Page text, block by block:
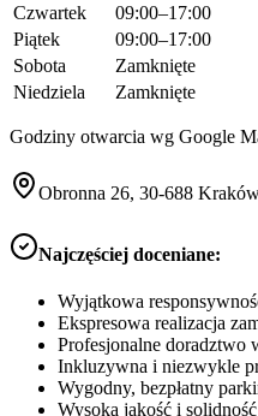
Czwartek
09:00–17:00
Piątek
09:00–17:00
Sobota
Zamknięte
Niedziela
Zamknięte
Godziny otwarcia wg Google
Obronna 26, 30-688
Najczęściej doceniane:
Wyjątkowa
Ekspresowa realizacja
Profesjonalne doradztwo
Inkluzywna i niezwykle
Wygodny, bezpłatny
Wysoka jakość i